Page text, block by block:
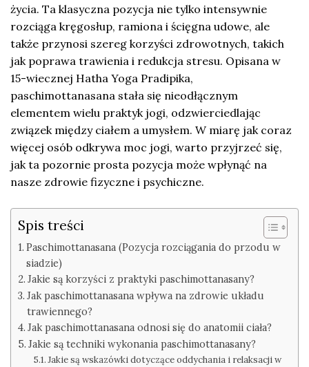
życia. Ta klasyczna pozycja nie tylko intensywnie
rozciąga kręgosłup, ramiona i ścięgna udowe, ale
także przynosi szereg korzyści zdrowotnych, takich
jak poprawa trawienia i redukcja stresu. Opisana w
15-wiecznej Hatha Yoga Pradipika,
paschimottanasana stała się nieodłącznym
elementem wielu praktyk jogi, odzwierciedlając
związek między ciałem a umysłem. W miarę jak coraz
więcej osób odkrywa moc jogi, warto przyjrzeć się,
jak ta pozornie prosta pozycja może wpłynąć na
nasze zdrowie fizyczne i psychiczne.
Spis treści
Paschimottanasana (Pozycja rozciągania do przodu w
siadzie)
Jakie są korzyści z praktyki paschimottanasany?
Jak paschimottanasana wpływa na zdrowie układu
trawiennego?
Jak paschimottanasana odnosi się do anatomii ciała?
Jakie są techniki wykonania paschimottanasany?
Jakie są wskazówki dotyczące oddychania i relaksacji w